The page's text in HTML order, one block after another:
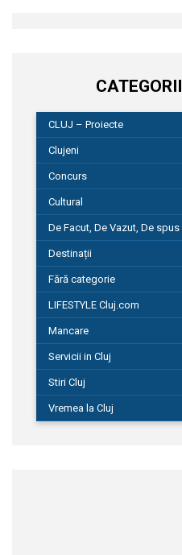
CLUJ – Proiecte
Clujeni
Concurs
Cultural
De Facut, De Vazut, De
Destinații
Fără categorie
LIFESTYLE Cluj.com
Mancare
Servicii in Cluj
Stiri Cluj
Vremea la Cluj